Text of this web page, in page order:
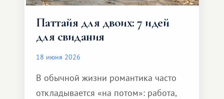
Паттайя для двоих: 7 идей
для свидания
18 июня 2026
В обычной жизни романтика часто
откладывается «на потом»: работа,